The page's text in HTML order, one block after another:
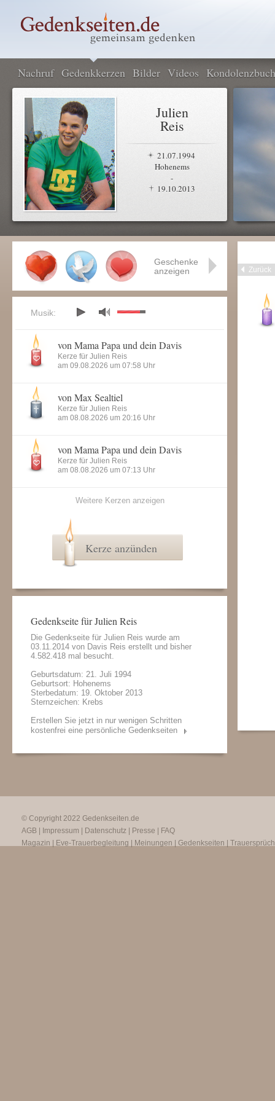
Nachruf Gedenkkerzen Bilder Videos Kondolenzbuch
Julien
Reis
21.07.1994
Hohenems
-
19.10.2013
Zurück
Geschenke
anzeigen
Musik:
von Mama Papa und dein Davis
Kerze für Julien Reis
am 09.08.2026 um 07:58 Uhr
von Max Sealtiel
Kerze für Julien Reis
am 08.08.2026 um 20:16 Uhr
von Mama Papa und dein Davis
Kerze für Julien Reis
am 08.08.2026 um 07:13 Uhr
Weitere Kerzen anzeigen
Kerze anzünden
Gedenkseite für Julien Reis
Die Gedenkseite für Julien Reis wurde am
03.11.2014 von Davis Reis erstellt und bisher
4.582.418 mal besucht.
Geburtsdatum: 21. Juli 1994
Geburtsort: Hohenems
Sterbedatum: 19. Oktober 2013
Sternzeichen: Krebs
Erstellen Sie jetzt in nur wenigen Schritten
kostenfrei eine persönliche Gedenkseiten
© Copyright 2022 Gedenkseiten.de
AGB
Impressum Datenschutz Presse
FAQ
Magazin
Eve-Trauerbegleitung Meinungen Gedenkseiten